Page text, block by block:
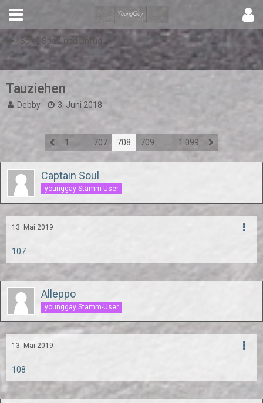
Spiel, Spaß und Unfug
Tauziehen
Debby 3. Juni 2018
1 707 708 709 1.099
Captain Soul
younggay Stamm-User
13. Mai 2019
107
Alleppo
younggay Stamm-User
13. Mai 2019
108